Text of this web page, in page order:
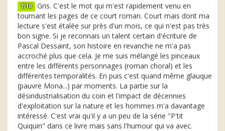
7/10 Gris. C'est le mot qui m'est rapidement venu en
tournant les pages de ce court roman. Court mais dont ma
lecture s'est étalée sur près d'un mois, ce qui n'est pas très
bon signe. Si je reconnais un talent certain d'écriture de
Pascal Dessaint, son histoire en revanche ne m'a pas
accroché plus que cela. Je me suis mélangé les pinceaux
entre les différents personnages (roman choral) et les
différentes temporalités. En puis c'est quand même glauque
(pauvre Mona...) par moments. La partie sur la
désindustrialisation du coin et l'impact de décennies
d'exploitation sur la nature et les hommes m'a davantage
intéressé. C'est vrai qu'il y a un peu de la série "P'tit
Quiquin" dans ce livre mais sans l'humour qui va avec.